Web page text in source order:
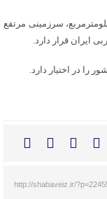
و بویراحمد با مساحتی حدود ۱۶ هزار و ۲۴۹ کیلومترمربع، سرزمینی مرتفع
ایران قرار دارد.
http://shabaveiz.ir/